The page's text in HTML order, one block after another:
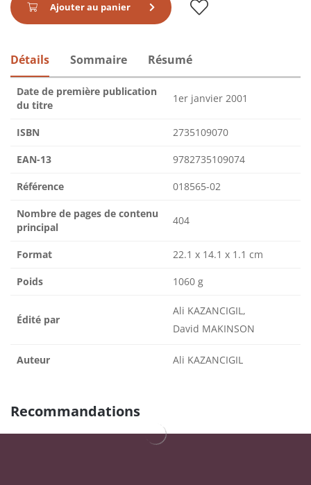
Ajouter au panier
Détails Sommaire Résumé
Date de première publication
du titre
1er janvier 2001
ISBN 2735109070
EAN-13 9782735109074
Référence 018565-02
Nombre de pages de contenu
principal
404
Format 22.1 x 14.1 x 1.1 cm
Poids 1060 g
Édité par
Ali KAZANCIGIL,
David MAKINSON
Auteur Ali KAZANCIGIL
Recommandations